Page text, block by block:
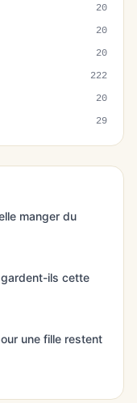
20
20
20
222
20
29
manger du
ils cette
une fille restent